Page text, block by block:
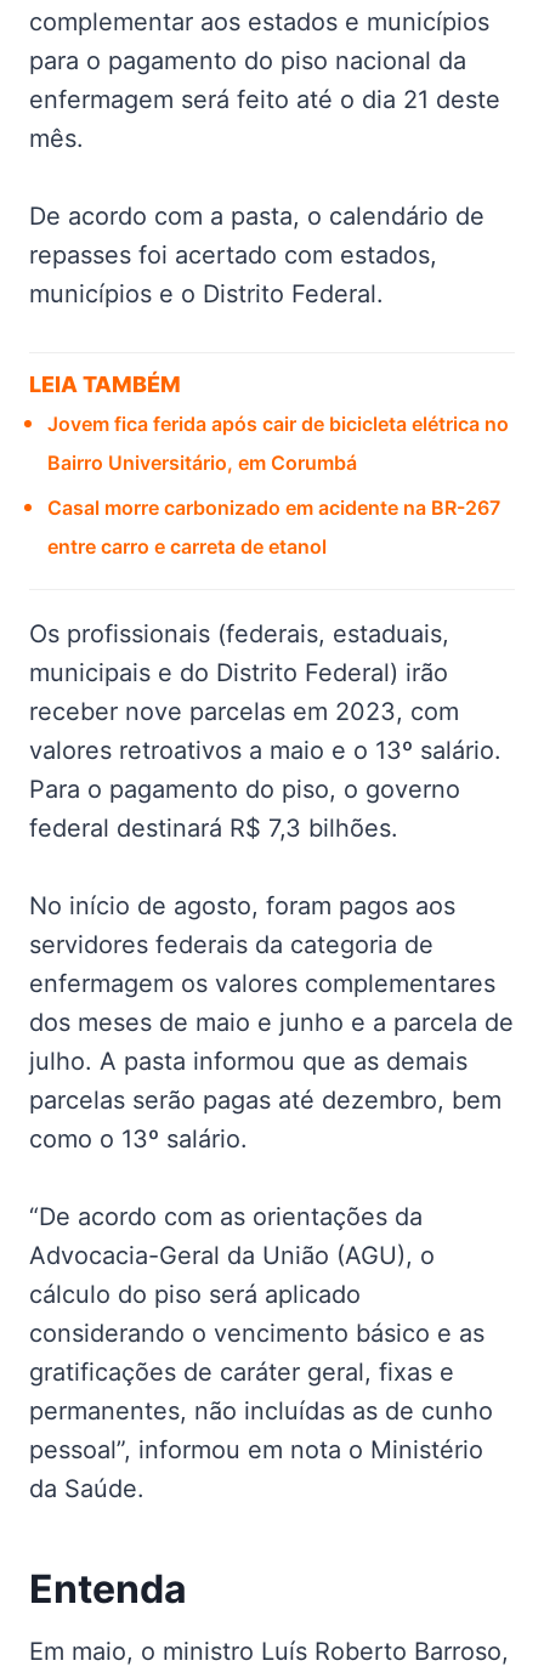
complementar aos estados e municípios
para o pagamento do piso nacional da
enfermagem será feito até o dia 21 deste
mês.
De acordo com a pasta, o calendário de
repasses foi acertado com estados,
municípios e o Distrito Federal.
LEIA TAMBÉM
Jovem fica ferida após cair de bicicleta elétrica no
Bairro Universitário, em Corumbá
Casal morre carbonizado em acidente na BR-267
entre carro e carreta de etanol
Os profissionais (federais, estaduais,
municipais e do Distrito Federal) irão
receber nove parcelas em 2023, com
valores retroativos a maio e o 13º salário.
Para o pagamento do piso, o governo
federal destinará R$ 7,3 bilhões.
No início de agosto, foram pagos aos
servidores federais da categoria de
enfermagem os valores complementares
dos meses de maio e junho e a parcela de
julho. A pasta informou que as demais
parcelas serão pagas até dezembro, bem
como o 13º salário.
“De acordo com as orientações da
Advocacia-Geral da União (AGU), o
cálculo do piso será aplicado
considerando o vencimento básico e as
gratificações de caráter geral, fixas e
permanentes, não incluídas as de cunho
pessoal”, informou em nota o Ministério
da Saúde.
Entenda
Em maio, o ministro Luís Roberto Barroso,